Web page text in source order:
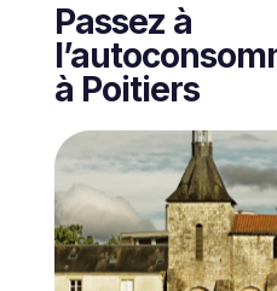
Passez à
à Poitiers